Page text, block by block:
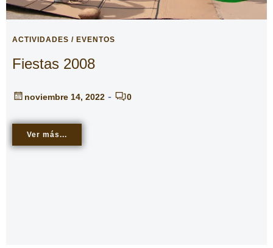
ACTIVIDADES / EVENTOS
Fiestas 2008
noviembre 14, 2022 - 0
Ver más...